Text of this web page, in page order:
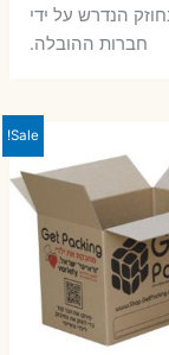
הנדרש על ידי
חברות ההובלה.
Sale!